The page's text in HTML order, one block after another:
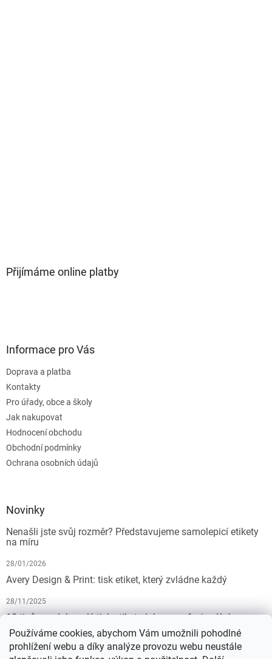
Používáme cookies, abychom Vám umožnili pohodlné
prohlížení webu a díky analýze provozu webu neustále
Přijímáme online platby
Informace pro Vás
Doprava a platba
Kontakty
Pro úřady, obce a školy
Jak nakupovat
Hodnocení obchodu
Obchodní podmínky
Ochrana osobních údajů
Novinky
Nenašli jste svůj rozměr? Představujeme samolepicí etikety
na míru
28/01/2026
Avery Design & Print: tisk etiket, který zvládne každý
28/11/2025
10 tipů pro dokonalý tisk etiket: Jak na profesionální
výsledek bez starostí
19/07/2025